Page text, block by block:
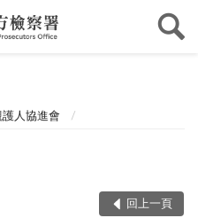
人協進會
回上一頁